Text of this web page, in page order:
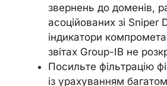
звернень до доменів,
асоційованих зі Sniper
індикатори
звітах Group-IB не
Посильте фільтрацію
із урахуванням